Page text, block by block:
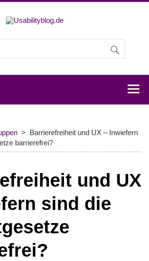
Themen Usability und User Experience.
Barrierefreiheit und UX – Inwiefern
barrierefrei?
und UX
sind die